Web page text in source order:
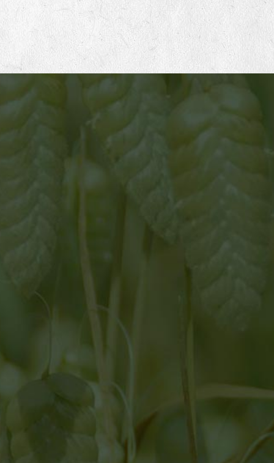
Germinance travaille avec un réseau d’une cinquantaine
de productrices et producteurs français en agriculture
biologique, sur des petites fermes à taille humaine. Chaque
hiver nous établissons en concertation avec eux le
planning de nos productions pour les 2 années à venir.
Nous adaptons notre demande selon leurs souhaits et
leurs possibilités. Nous privilégions une relation d’égale à
égale, basée sur le respect, les échanges et l’entraide.
leur travail afin de pérenniser leur ferme et d’améliorer leur